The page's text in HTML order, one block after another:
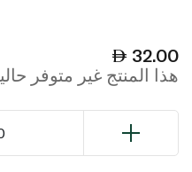
32.00
هذا المنتج غير متوفر